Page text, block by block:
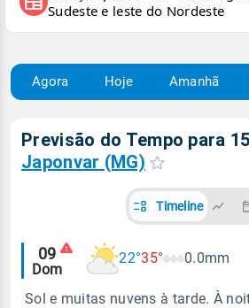
Sudeste e leste do Nordeste
Agora Hoje Amanhã
Previsão do Tempo para
Japonvar (MG)
Timeline
Alertas
meteorológicos
09
Dom
22°35° 0.0mm
Sol e muitas nuvens à tarde. À